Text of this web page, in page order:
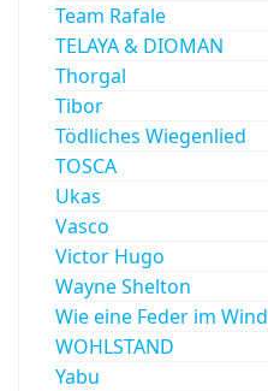
Team Rafale
TELAYA & DIOMAN
Thorgal
Tibor
Tödliches Wiegenlied
TOSCA
Ukas
Vasco
Victor Hugo
Wayne Shelton
Wie eine Feder im Wind
WOHLSTAND
Yabu